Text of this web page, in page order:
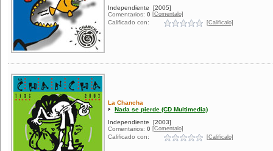
Independiente
[2005]
Comentarios: 0 [Comentalo]
Calificado con: [Calificalo]
La Chancha
Nada se pierde (CD Multimedia)
Independiente
[2003]
Comentarios: 0 [Comentalo]
Calificado con: [Calificalo]